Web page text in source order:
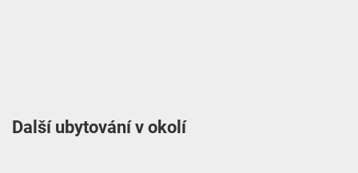
Další ubytování v okolí